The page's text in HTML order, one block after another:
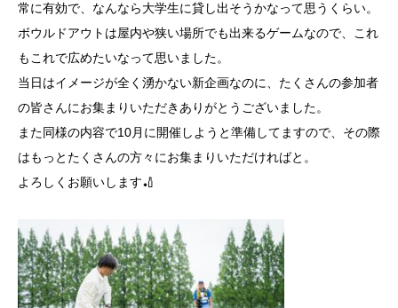
常に有効で、なんなら大学生に貸し出そうかなって思うくらい。
ボウルドアウトは屋内や狭い場所でも出来るゲームなので、これ
もこれで広めたいなって思いました。
当日はイメージが全く湧かない新企画なのに、たくさんの参加者
の皆さんにお集まりいただきありがとうございました。
また同様の内容で10月に開催しようと準備してますので、その際
はもっとたくさんの方々にお集まりいただければと。
よろしくお願いします🏏